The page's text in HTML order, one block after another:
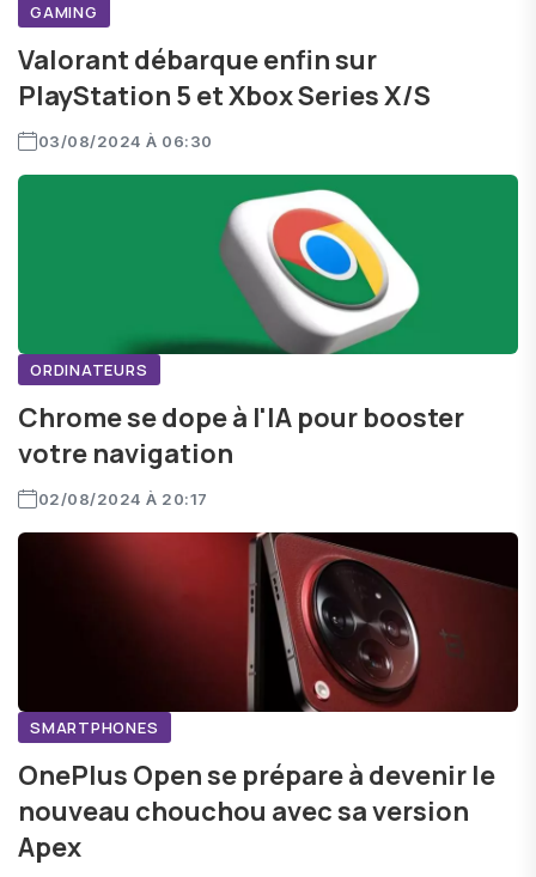
GAMING
Valorant débarque enfin sur
PlayStation 5 et Xbox Series X/S
03/08/2024 À 06:30
ORDINATEURS
Chrome se dope à l'IA pour booster
votre navigation
02/08/2024 À 20:17
SMARTPHONES
OnePlus Open se prépare à devenir le
nouveau chouchou avec sa version
Apex